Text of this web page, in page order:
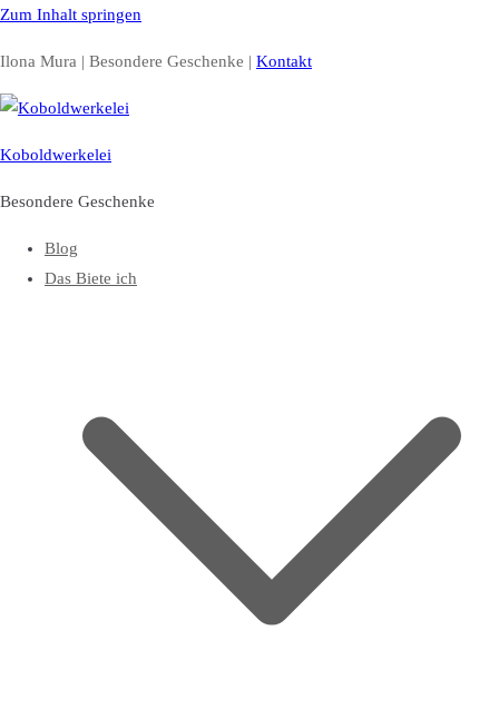
Zum Inhalt springen
Ilona Mura | Besondere Geschenke | Kontakt
Koboldwerkelei
Besondere Geschenke
Blog
Das Biete ich